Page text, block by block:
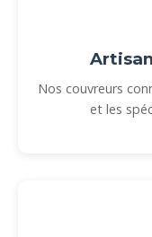
Nos couvreurs
et les